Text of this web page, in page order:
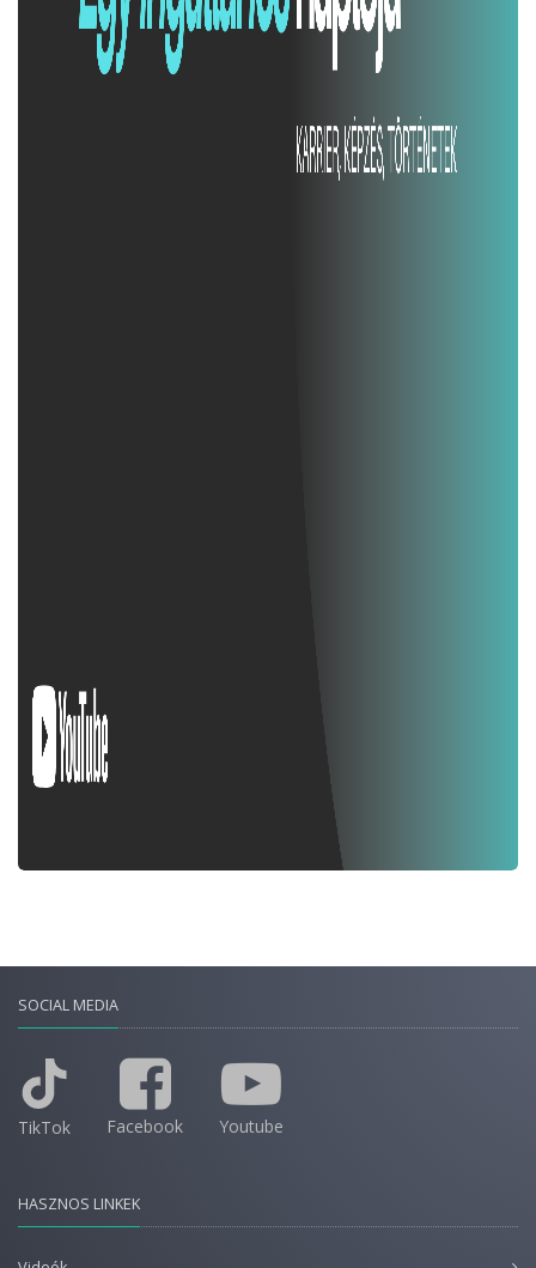
SOCIAL MEDIA
TikTok Facebook Youtube
HASZNOS LINKEK